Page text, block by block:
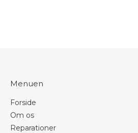
Menuen
Forside
Om os
Reparationer